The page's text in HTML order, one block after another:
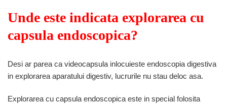
Unde este indicata explorarea cu
capsula endoscopica?
Desi ar parea ca videocapsula inlocuieste endoscopia digestiva
in explorarea aparatului digestiv, lucrurile nu stau deloc asa.
Explorarea cu capsula endoscopica este in special folosita